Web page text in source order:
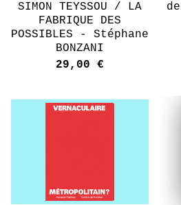
SIMON TEYSSOU / LA
FABRIQUE DES
POSSIBLES - Stéphane
BONZANI
29,00 €